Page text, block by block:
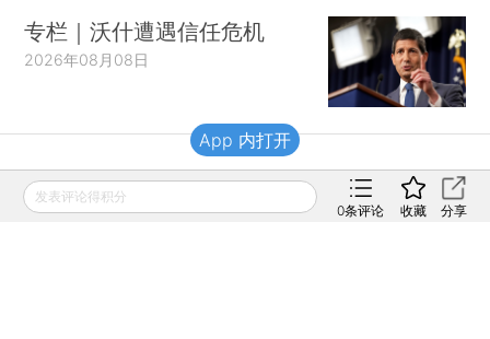
专栏｜沃什遭遇信任危机
2026年08月08日
财新移动
发表评论得积分
0条评论 收藏 分享
App 内打开